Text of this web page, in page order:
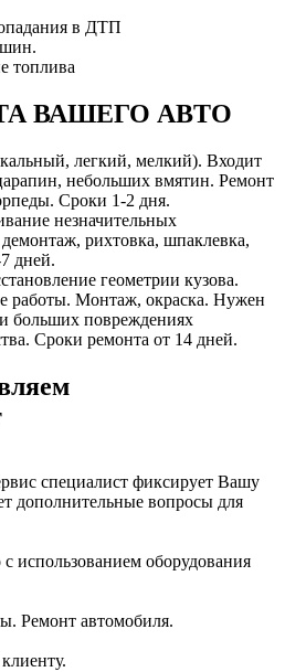
в ДТП
шин.
топлива
ВАШЕГО АВТО
легкий, мелкий). Входит
небольших вмятин. Ремонт
Сроки 1-2 дня.
незначительных
рихтовка, шпаклевка,
дней.
геометрии кузова.
работы. Монтаж, окраска. Нужен
больших повреждениях
Сроки ремонта от 14 дней.
специалист фиксирует Вашу
дополнительные вопросы для
использованием оборудования
Ремонт автомобиля.